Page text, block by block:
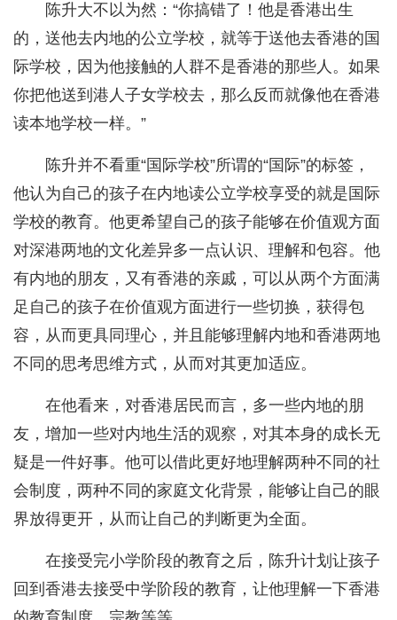
陈升大不以为然：“你搞错了！他是香港出生
的，送他去内地的公立学校，就等于送他去香港的国
际学校，因为他接触的人群不是香港的那些人。如果
你把他送到港人子女学校去，那么反而就像他在香港
读本地学校一样。”
陈升并不看重“国际学校”所谓的“国际”的标签，
他认为自己的孩子在内地读公立学校享受的就是国际
学校的教育。他更希望自己的孩子能够在价值观方面
对深港两地的文化差异多一点认识、理解和包容。他
有内地的朋友，又有香港的亲戚，可以从两个方面满
足自己的孩子在价值观方面进行一些切换，获得包
容，从而更具同理心，并且能够理解内地和香港两地
不同的思考思维方式，从而对其更加适应。
在他看来，对香港居民而言，多一些内地的朋
友，增加一些对内地生活的观察，对其本身的成长无
疑是一件好事。他可以借此更好地理解两种不同的社
会制度，两种不同的家庭文化背景，能够让自己的眼
界放得更开，从而让自己的判断更为全面。
在接受完小学阶段的教育之后，陈升计划让孩子
回到香港去接受中学阶段的教育，让他理解一下香港